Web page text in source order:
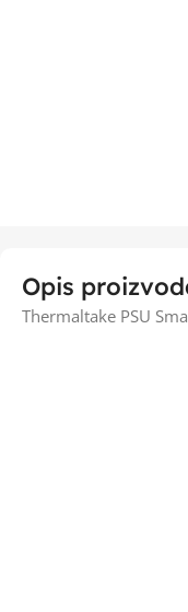
Opis
Thermaltake PSU